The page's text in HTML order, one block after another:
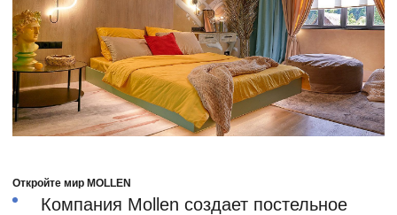
Откройте мир MOLLEN
Компания Mollen создает постельное